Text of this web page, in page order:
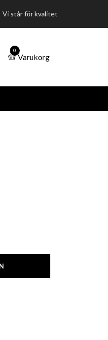
Vi står för kvalitet
0
Varukorg